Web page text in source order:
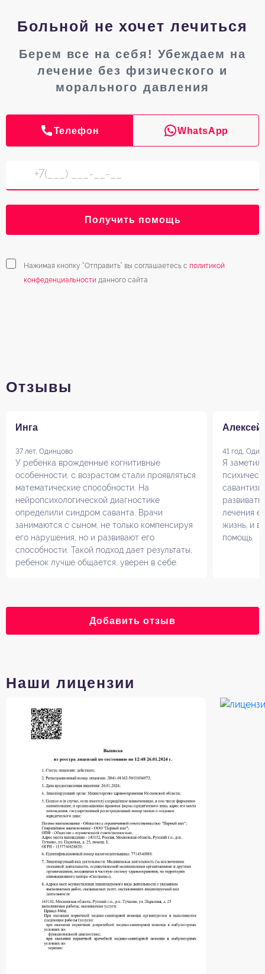
Больной не хочет лечиться
Берем все на себя! Убеждаем на
лечение без физического и
морального давления
Телефон WhatsApp
Получить помощь
Нажимая кнопку “Отправить” вы соглашаетесь с политикой
конфеденциальности данного сайта
Отзывы
Инга
37 лет, Одинцово
У ребенка врожденные когнитивные
особенности, с возрастом стали проявляться
математические способности. На
нейропсихологической диагностике
определили синдром саванта. Врачи
занимаются с сыном, не только компенсируя
его нарушения, но и развивают его
способности. Такой подход дает результаты,
ребенок лучше общается, уверен в себе.
Алексей
41 год,
Я
лечения
жизнь, и
помощь.
Добавить отзыв
Наши лицензии